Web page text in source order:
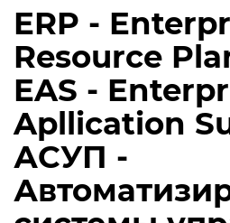
ERP -
Resource
EAS -
Apllication
АСУП -